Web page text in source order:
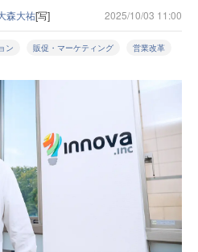
森大祐[写] 2025/10/03 11:00
ン 販促・マーケティング 営業改革